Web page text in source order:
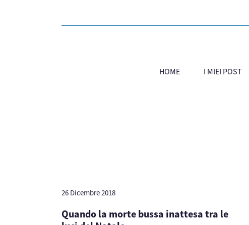
HOME I MIEI POST
26 Dicembre 2018
Quando la morte bussa inattesa tra le